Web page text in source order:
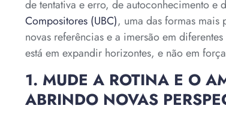
de tentativa e erro, de autoconhecimento e
Compositores (UBC), uma das formas mais
novas referências e a imersão em
está em expandir horizontes, e não em
1. MUDE A ROTINA E O
ABRINDO NOVAS